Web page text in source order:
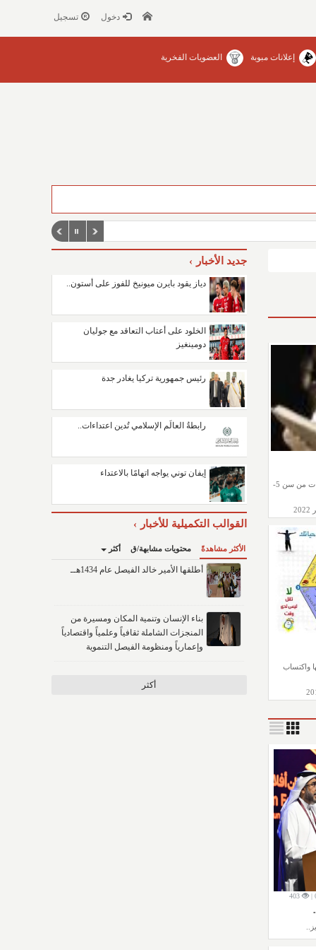
دخول تسجيل
إعلانات مبوبة العضويات الفخرية
قسم يختص بالموهوبين والموهوبات من سن 5-
واكتساب
403
جديد الأخبار
دياز يقود بايرن ميونيخ للفوز على أستون..
الخلود على أعتاب التعاقد مع جوليان
دومينغيز
رئيس جمهورية تركيا يغادر جدة
رابطةُ العالَم الإسلامي تُدين اعتداءات..
إيفان توني يواجه اتهامًا بالاعتداء
القوالب التكميلية للأخبار
الأكثر مشاهدةً محتويات مشابهة/ق أكثر
أطلقها الأمير خالد الفيصل عام 1434هــ
بناء الإنسان وتنمية المكان ومسيرة من
المنجزات الشاملة ثقافياً وعلمياً واقتصادياً
وإعمارياً ومنظومة الفيصل التنموية
أكثر